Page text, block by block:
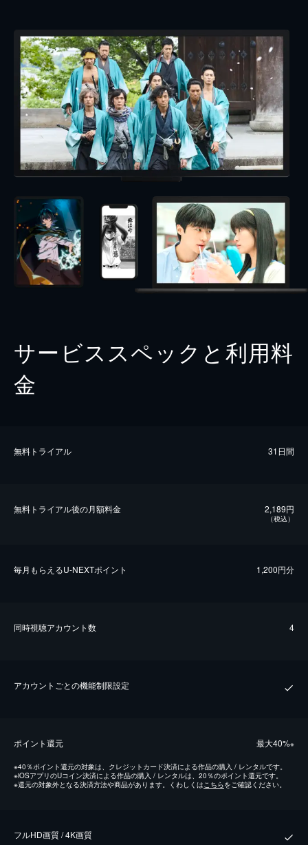
サービススペックと利用料
金
無料トライアル 31日間
無料トライアル後の⽉額料金 2,189円
（税込）
毎⽉もらえるU-NEXTポイント 1,200円分
同時視聴アカウント数 4
アカウントごとの機能制限設定
ポイント還元 最⼤40%※
※40％ポイント還元の対象は、クレジットカード決済による作品の購入 / レンタルです。
※iOSアプリのUコイン決済による作品の購入 / レンタルは、20％のポイント還元です。
※還元の対象外となる決済方法や商品があります。くわしくはこちらをご確認ください。
フルHD画質 / 4K画質